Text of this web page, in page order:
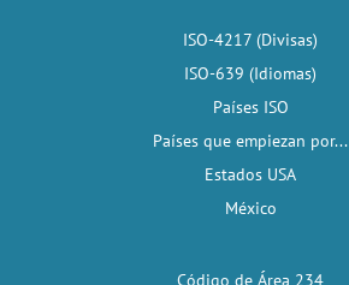
ISO-4217 (Divisas)
ISO-639 (Idiomas)
Países ISO
Países que empiezan por...
Estados USA
México
Código de Área 234